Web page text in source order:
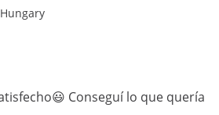
Conseguí lo que quería